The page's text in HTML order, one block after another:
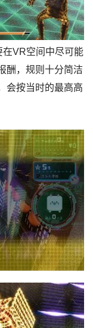
在VR空间中尽可能
酬，规则十分简洁
会按当时的最高高